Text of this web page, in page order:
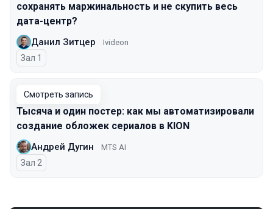
сохранять маржинальность и не скупить весь
дата-центр?
Данил Зитцер Ivideon
Зал 1
Смотреть запись
Тысяча и один постер: как мы автоматизировали
создание обложек сериалов в KION
Андрей Дугин MTS AI
Зал 2